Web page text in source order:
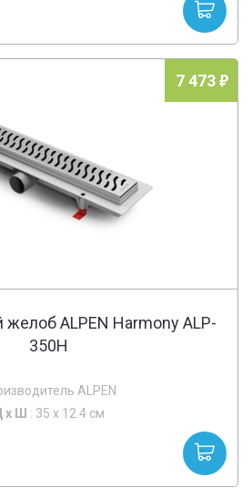
7 473
ALPEN Harmony ALP-
350H
ALPEN
х Ш : 35 x 12.4 см